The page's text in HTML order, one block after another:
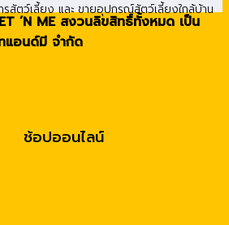
รสัตว์เลี้ยง และ ขายอุปกรณ์สัตว์เลี้ยงใกล้บ้าน
’N ME สงวนลิขสิทธิ์ทั้งหมด เป็น
แอนด์มี จำกัด
ช้อปออนไลน์